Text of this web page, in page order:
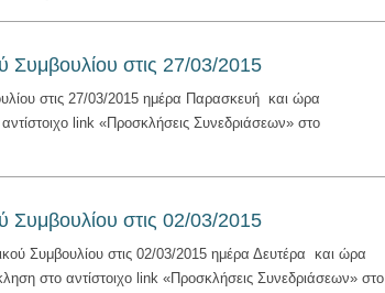
Συμβουλίου στις 27/03/2015
στις 27/03/2015 ημέρα Παρασκευή και ώρα
link «Προσκλήσεις Συνεδριάσεων» στο
Συμβουλίου στις 02/03/2015
Συμβουλίου στις 02/03/2015 ημέρα Δευτέρα και ώρα
στο αντίστοιχο link «Προσκλήσεις Συνεδριάσεων» στο